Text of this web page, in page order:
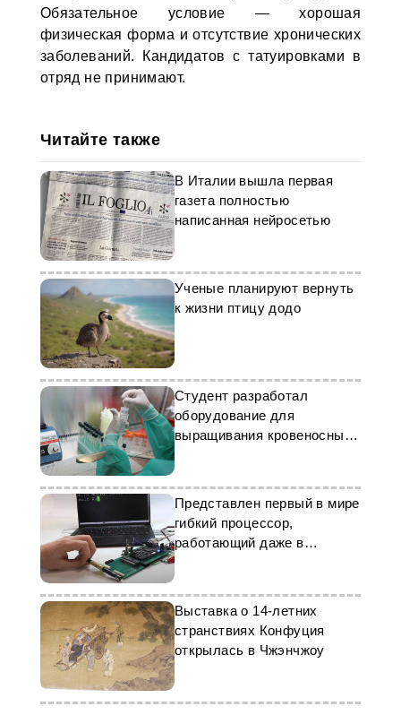
Обязательное условие — хорошая
физическая форма и отсутствие хронических
заболеваний. Кандидатов с татуировками в
отряд не принимают.
Читайте также
В Италии вышла первая
газета полностью
написанная нейросетью
Ученые планируют вернуть
к жизни птицу додо
Студент разработал
оборудование для
выращивания кровеносных
сосудов
Представлен первый в мире
гибкий процессор,
работающий даже в
свернутом виде
Выставка о 14-летних
странствиях Конфуция
открылась в Чжэнчжоу